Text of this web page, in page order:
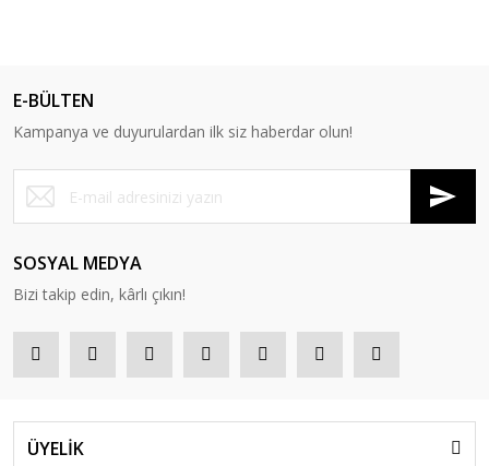
E-BÜLTEN
Kampanya ve duyurulardan ilk siz haberdar olun!
SOSYAL MEDYA
Bizi takip edin, kârlı çıkın!
ÜYELİK